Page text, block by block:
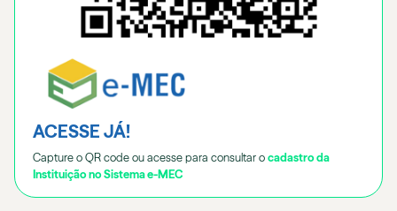
ACESSE JÁ!
Capture o QR code ou acesse para consultar o cadastro da
Instituição no Sistema e-MEC